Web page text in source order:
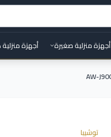
أجهزة منزلية صغيرة أجهزة منزلية
توشيبا